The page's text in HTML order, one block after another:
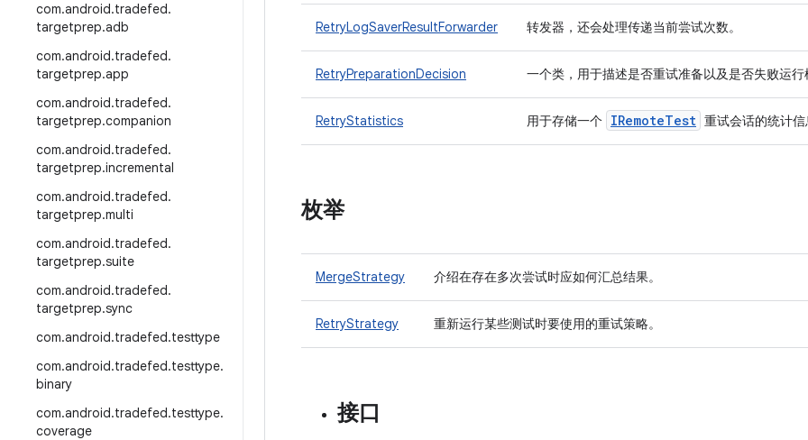
com.android.tradefed.
targetprep.adb
com.android.tradefed.
targetprep.app
com.android.tradefed.
targetprep.companion
com.android.tradefed.
targetprep.incremental
com.android.tradefed.
targetprep.multi
com.android.tradefed.
targetprep.suite
com.android.tradefed.
targetprep.sync
com.android.tradefed.testtype
com.android.tradefed.testtype.
binary
com.android.tradefed.testtype.
coverage
RetryLogSaverResultForwarder 转发器，还会处理传递当前尝试次数。
RetryPreparationDecision 一个类，用于描述是否重试准备以及是否失败运
RetryStatistics 用于存储一个 IRemoteTest 重试会话的统计
枚举
MergeStrategy 介绍在存在多次尝试时应如何汇总结果。
RetryStrategy 重新运行某些测试时要使用的重试策略。
接口